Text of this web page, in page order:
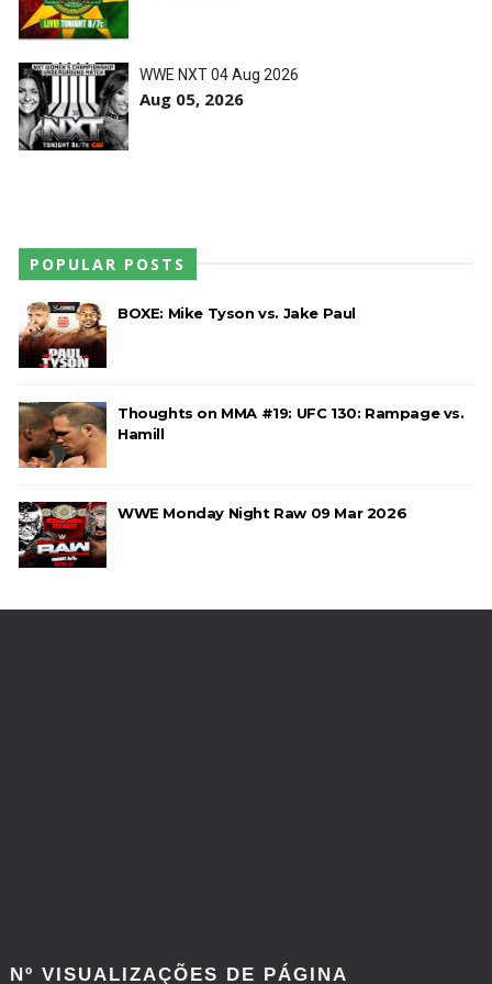
e JD McDonagh
Unknown-Aug 05 2026
DOMÍNIO E PERTURBAÇÃO NO RAW: Bron
Breakker supera Joe Hendry após interferência
e confusão fora do ringue
WWE: Netflix censura segmento entre Becky
Lynch e Liv Morgan no Raw
SCSA867 -
WWE NXT 04 Aug 2026
Aug 05, 2026
POPULAR POSTS
BOXE: Mike Tyson vs. Jake Paul
Thoughts on MMA #19: UFC 130: Rampage vs.
Hamill
WWE Monday Night Raw 09 Mar 2026
Nº VISUALIZAÇÕES DE PÁGINA